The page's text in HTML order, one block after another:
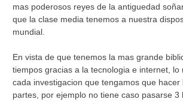
mas poderosos reyes de la antiguedad
que la clase media tenemos a nuestra
mundial.
En vista de que tenemos la mas grande
tiempos gracias a la tecnologia e internet, lo
cada investigacion que tengamos que
partes, por ejemplo no tiene caso pasarse 3